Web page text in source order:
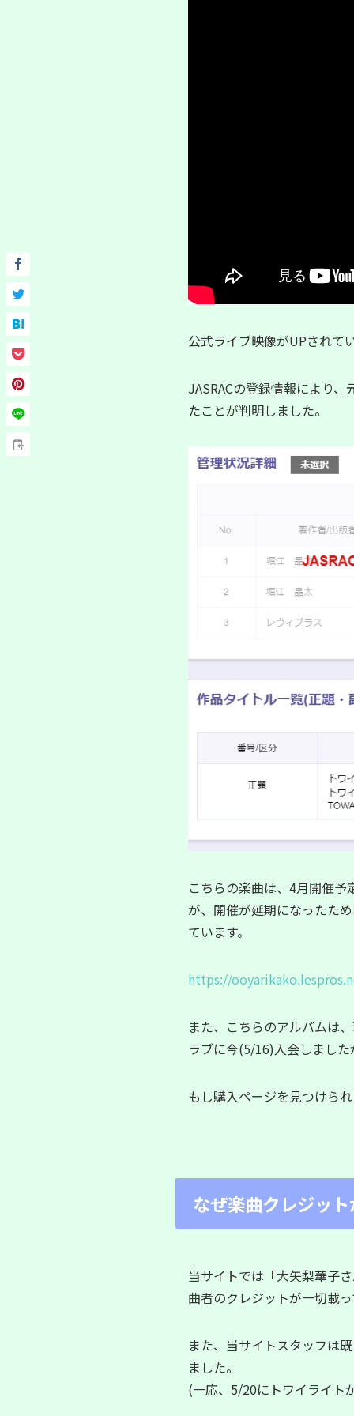
公式ライブ映像がUPされて
JASRACの登録情報により、
たことが判明しました。
こちらの楽曲は、4月開催
が、開催が延期になったた
ています。
https://
また、こちらのアルバムは
ラブに今(5/16)入会しまし
もし購入ページを見つけら
なぜ楽曲クレジッ
当サイトでは「大矢梨華子
曲者のクレジットが一切載
また、当サイトスタッフは
ました。
(一応、5/20にトワイライト